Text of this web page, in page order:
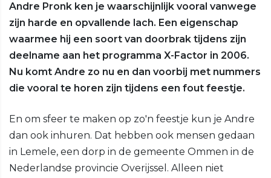
Andre Pronk ken je waarschijnlijk vooral vanwege
zijn harde en opvallende lach. Een eigenschap
waarmee hij een soort van doorbrak tijdens zijn
deelname aan het programma X-Factor in 2006.
Nu komt Andre zo nu en dan voorbij met nummers
die vooral te horen zijn tijdens een fout feestje.
En om sfeer te maken op zo'n feestje kun je Andre
dan ook inhuren. Dat hebben ook mensen gedaan
in Lemele, een dorp in de gemeente Ommen in de
Nederlandse provincie Overijssel. Alleen niet